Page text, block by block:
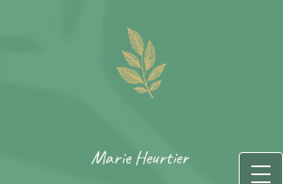
Marie Heurtier